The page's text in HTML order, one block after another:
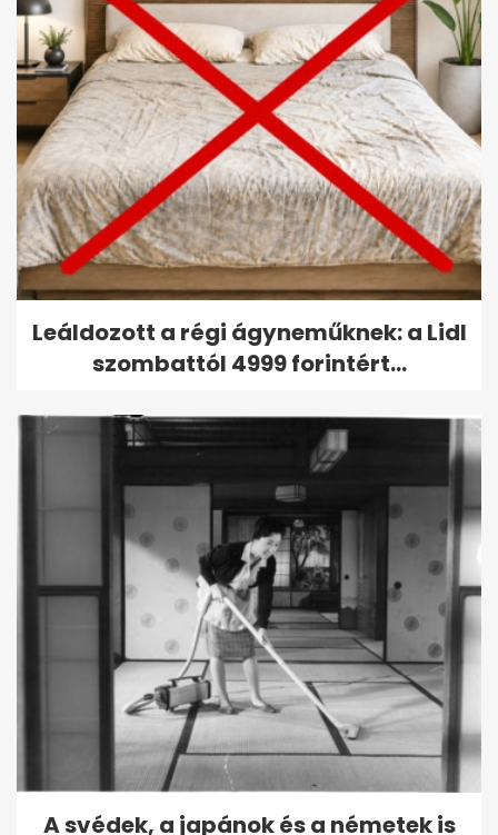
Leáldozott a régi ágyneműknek: a Lidl
szombattól 4999 forintért...
A svédek, a japánok és a németek is